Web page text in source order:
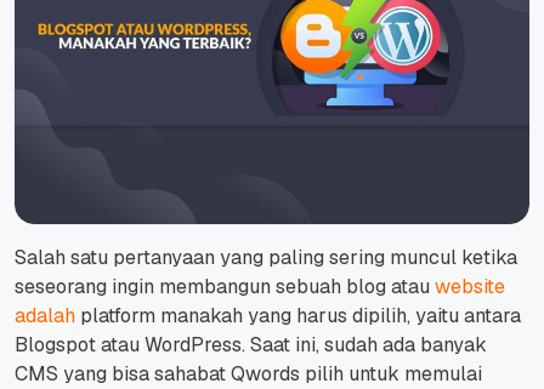
Salah satu pertanyaan yang paling sering muncul ketika
seseorang ingin membangun sebuah blog atau website
adalah platform manakah yang harus dipilih, yaitu antara
Blogspot atau WordPress. Saat ini, sudah ada banyak
CMS yang bisa sahabat Qwords pilih untuk memulai